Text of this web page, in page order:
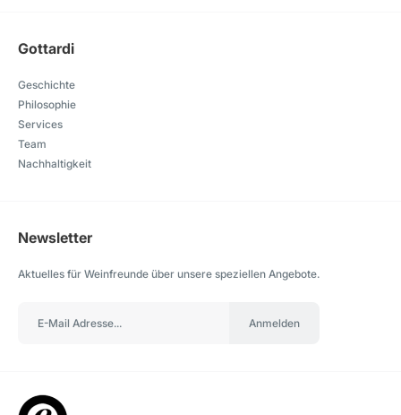
Gottardi
Geschichte
Philosophie
Services
Team
Nachhaltigkeit
Newsletter
Aktuelles für Weinfreunde über unsere speziellen Angebote.
Anmelden